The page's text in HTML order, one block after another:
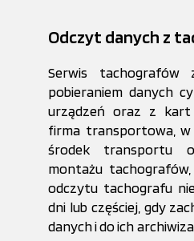
Odczyt danych z
Serwis tachografów
pobieraniem danych
urządzeń oraz z kart
firma transportowa,
środek transportu
montażu
odczytu tachografu
dni lub częściej, gdy
danych i do ich